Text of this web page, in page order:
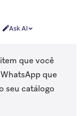
Ask AI
que você
que
seu catálogo